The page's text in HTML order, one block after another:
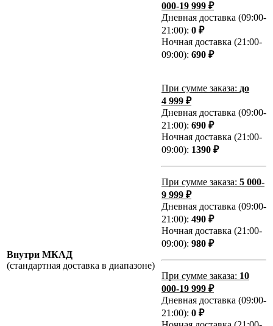
000-19 999 ₽
Дневная доставка (09:00-
21:00): 0 ₽
Ночная доставка (21:00-
09:00): 690 ₽
Внутри МКАД
(стандартная доставка в диапазоне)
При сумме заказа: до
4 999 ₽
Дневная доставка (09:00-
21:00): 690 ₽
Ночная доставка (21:00-
09:00): 1390 ₽
При сумме заказа: 5 000-
9 999 ₽
Дневная доставка (09:00-
21:00): 490 ₽
Ночная доставка (21:00-
09:00): 980 ₽
При сумме заказа: 10
000-19 999 ₽
Дневная доставка (09:00-
21:00): 0 ₽